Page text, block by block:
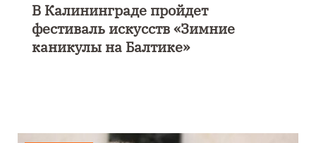
Выставка «Морской роман под
парусом» откроется 28 ноября в
Калининграде